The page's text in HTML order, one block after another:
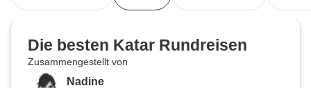
Die besten Katar Rundreisen
Zusammengestellt von
Nadine